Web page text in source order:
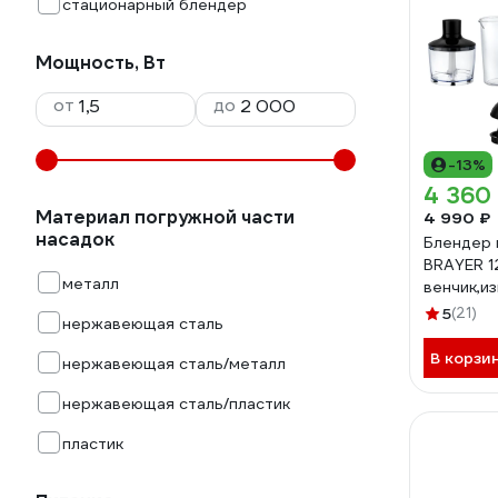
стационарный блендер
Мощность, Вт
от
до
Материал погружной части
насадок
металл
нержавеющая сталь
нержавеющая сталь/металл
нержавеющая сталь/пластик
пластик
-13%
4 360
4 990 ₽
Блендер
BRAYER
мл,5(21)
В